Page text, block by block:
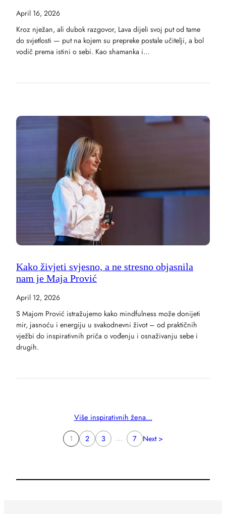
April 16, 2026
Kroz nježan, ali dubok razgovor, Lava dijeli svoj put od tame
do svjetlosti — put na kojem su prepreke postale učitelji, a bol
vodič prema istini o sebi. Kao shamanka i…
Kako živjeti svjesno, a ne stresno objasnila
nam je Maja Prović
April 12, 2026
S Majom Prović istražujemo kako mindfulness može donijeti
mir, jasnoću i energiju u svakodnevni život – od praktičnih
vježbi do inspirativnih priča o vođenju i osnaživanju sebe i
drugih.
Više inspirativnih žena…
1 2 3 … 7 Next >